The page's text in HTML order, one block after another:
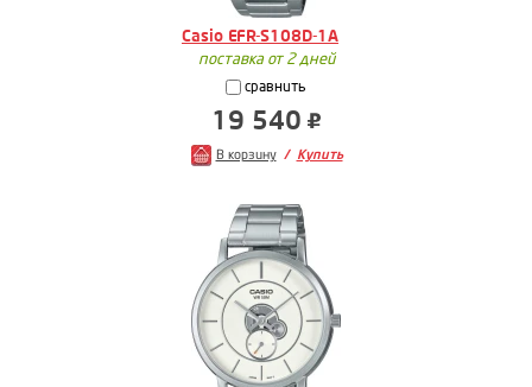
Casio EFR-S108D-1A
поставка от 2 дней
сравнить
19 540
В корзину Купить